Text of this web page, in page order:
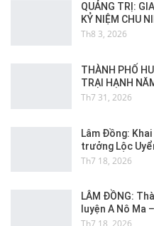
QUẢNG TRỊ:
KỶ NIỆM CHU
Th8 3, 2026
THÀNH PHỐ
TRẠI HẠNH
Th7 31, 2026
Lâm Đồng:
trưởng Lộc
Th7 18, 2026
LÂM ĐỒNG:
luyện A Nô Ma